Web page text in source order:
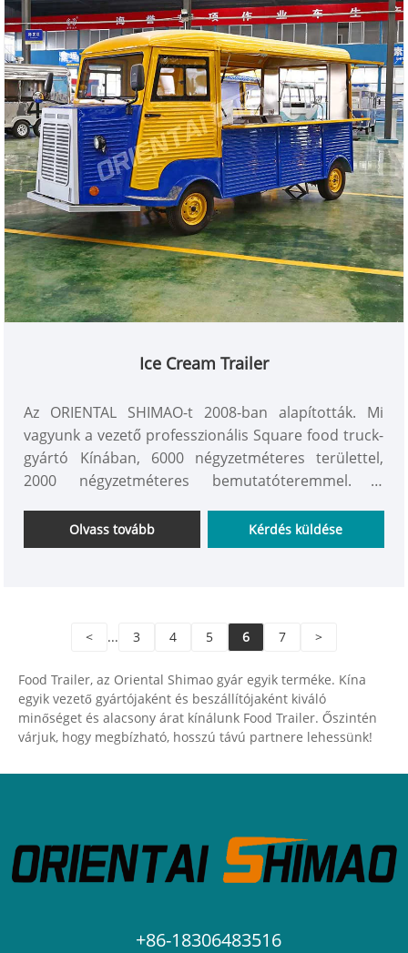
Ice Cream Trailer
Az ORIENTAL SHIMAO-t 2008-ban alapították. Mi
vagyunk a vezető professzionális Square food truck-
gyártó Kínában, 6000 négyzetméteres területtel,
2000 négyzetméteres bemutatóteremmel. A
képes megvalósítani! Nekünk van professzionális
technikus csapat, aki különböző stílusú és méretű
Olvass tovább Kérdés küldése
< ... 3 4 5 6 7 >
Food Trailer, az Oriental Shimao gyár egyik terméke. Kína
egyik vezető gyártójaként és beszállítójaként kiváló
minőséget és alacsony árat kínálunk Food Trailer. Őszintén
várjuk, hogy megbízható, hosszú távú partnere lehessünk!
+86-18306483516